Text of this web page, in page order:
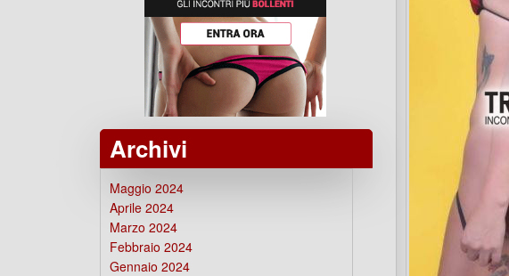
Archivi
Maggio 2024
Aprile 2024
Marzo 2024
Febbraio 2024
Gennaio 2024